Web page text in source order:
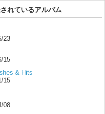
れているアルバム
23
15
& Hits
15
08